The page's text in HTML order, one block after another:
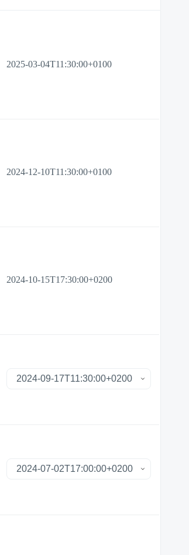
2025-03-04T11:30:00+0100
2024-12-10T11:30:00+0100
2024-10-15T17:30:00+0200